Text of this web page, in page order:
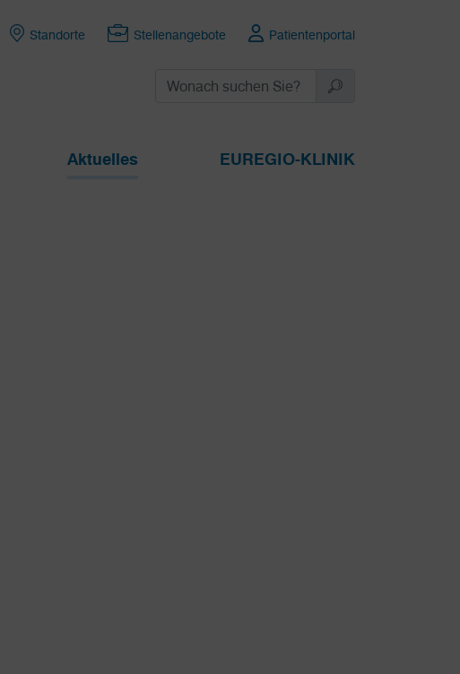
Standorte Stellenangebote Patientenportal
Aktuelles EUREGIO-KLINIK